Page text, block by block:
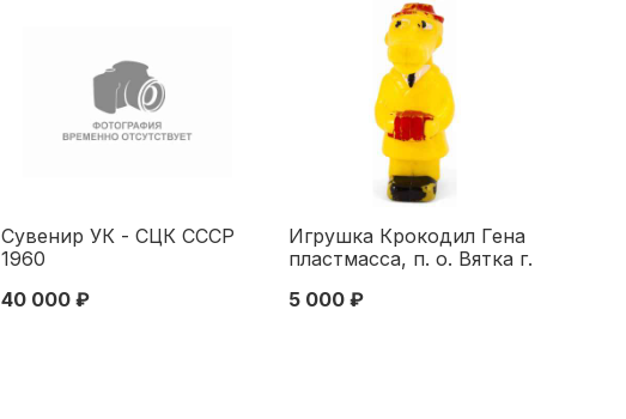
Сувенир УК - СЦК СССР
1960
40 000 ₽
Игрушка Крокодил Гена
пластмасса, п. о. Вятка г.
см. г. Киров.
5 000 ₽